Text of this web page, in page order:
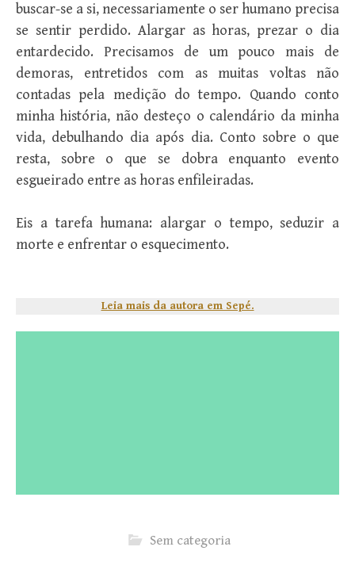
buscar-se a si, necessariamente o ser humano precisa
se sentir perdido. Alargar as horas, prezar o dia
entardecido. Precisamos de um pouco mais de
demoras, entretidos com as muitas voltas não
contadas pela medição do tempo. Quando conto
minha história, não desteço o calendário da minha
vida, debulhando dia após dia. Conto sobre o que
resta, sobre o que se dobra enquanto evento
esgueirado entre as horas enfileiradas.
Eis a tarefa humana: alargar o tempo, seduzir a
morte e enfrentar o esquecimento.
Leia mais da autora em Sepé.
Sem categoria